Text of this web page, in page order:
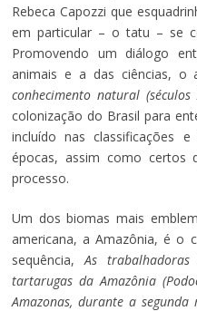
Rebeca Capozzi que
em particular – o tatu – se
Promovendo um diálogo
animais e a das ciências, o
conhecimento natural (séculos
colonização do Brasil para
incluído nas classificações
épocas, assim como certos
processo.
Um dos biomas mais
americana, a Amazônia, é o
sequência,As
tartarugas da Amazônia
Amazonas, durante a segunda